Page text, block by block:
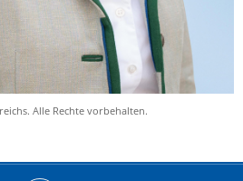
Alle Rechte vorbehalten.